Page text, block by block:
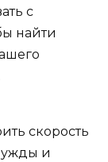
с
найти
скорость
и